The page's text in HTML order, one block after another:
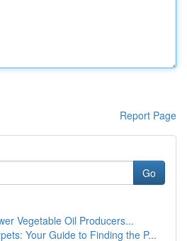
Report Page
Go
Vegetable Oil Producers...
Your Guide to Finding the P...